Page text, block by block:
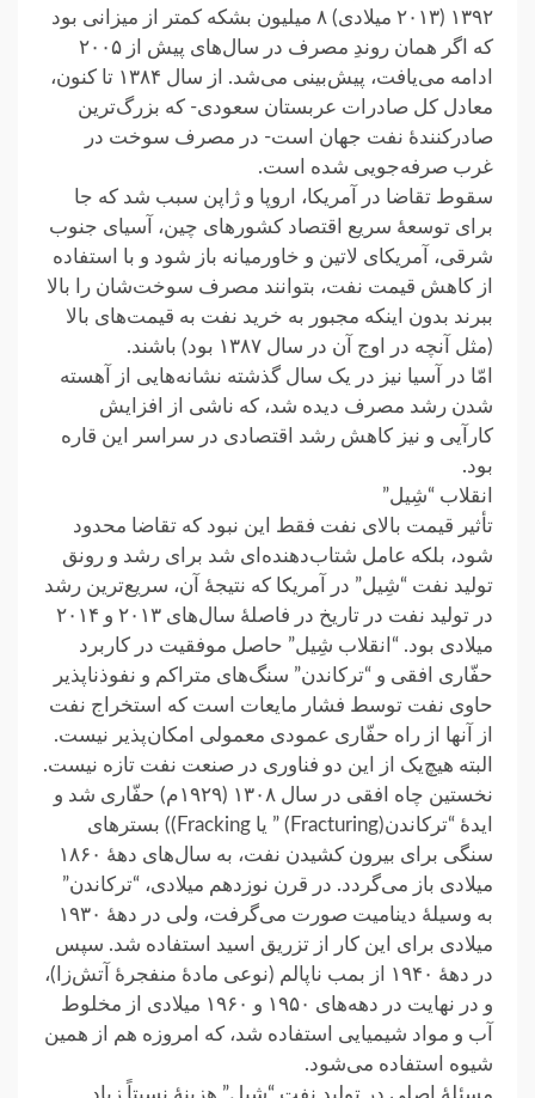
۱۳۹۲ (۲۰۱۳ میلادی) ۸ میلیون بشکه کمتر از میزانی بود
که اگر همان روندِ مصرف در سال‌های پیش از ۲۰۰۵
ادامه می‌یافت، پیش‌بینی می‌شد. از سال ۱۳۸۴ تا کنون،
معادل کل صادرات عربستان سعودی- که بزرگ‌ترین
صادرکنندهٔ نفت جهان است- در مصرف سوخت در
غرب صرفه‌جویی شده است.
سقوط تقاضا در آمریکا، اروپا و ژاپن سبب شد که جا
برای توسعهٔ سریع اقتصاد کشورهای چین، آسیای جنوب
شرقی، آمریکای لاتین و خاورمیانه باز شود و با استفاده
از کاهش قیمت نفت، بتوانند مصرف سوخت‌شان را بالا
ببرند بدون اینکه مجبور به خرید نفت به قیمت‌های بالا
(مثل آنچه در اوج آن در سال ۱۳۸۷ بود) باشند.
امّا در آسیا نیز در یک سال گذشته نشانه‌هایی از آهسته
شدن رشد مصرف دیده شد، که ناشی از افزایش
کارآیی و نیز کاهش رشد اقتصادی در سراسر این قاره
بود.
انقلاب “شِیل”
تأثیر قیمت بالای نفت فقط این نبود که تقاضا محدود
شود، بلکه عامل شتاب‌دهنده‌ای شد برای رشد و رونق
تولید نفت “شِیل” در آمریکا که نتیجهٔ آن، سریع‌ترین رشد
در تولید نفت در تاریخ در فاصلهٔ سال‌های ۲۰۱۳ و ۲۰۱۴
میلادی بود. “انقلاب شِیل” حاصل موفقیت در کاربرد
حفّاری افقی و “ترکاندن” سنگ‌های متراکم و نفوذناپذیر
حاوی نفت توسط فشار مایعات است که استخراج نفت
از آنها از راه حفّاری عمودی معمولی امکان‌پذیر نیست.
البته هیچ‌یک از این دو فناوری در صنعت نفت تازه نیست.
نخستین چاه افقی در سال ۱۳۰۸ (۱۹۲۹م) حفّاری شد و
ایدهٔ “ترکاندن(Fracturing) ” یا Fracking)) بسترهای
سنگی برای بیرون کشیدن نفت، به سال‌های دههٔ ۱۸۶۰
میلادی باز می‌گردد. در قرن نوزدهم میلادی، “ترکاندن”
به وسیلهٔ دینامیت صورت می‌گرفت، ولی در دههٔ ۱۹۳۰
میلادی برای این کار از تزریق اسید استفاده شد. سپس
در دههٔ ۱۹۴۰ از بمب ناپالم (نوعی مادهٔ منفجرهٔ آتش‌زا)،
و در نهایت در دهه‌های ۱۹۵۰ و ۱۹۶۰ میلادی از مخلوط
آب و مواد شیمیایی استفاده شد، که امروزه هم از همین
شیوه استفاده می‌شود.